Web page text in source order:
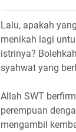
Lalu, apakah
menikah lagi
istrinya?
syahwat yang
Allah SWT
perempuan
mengambil